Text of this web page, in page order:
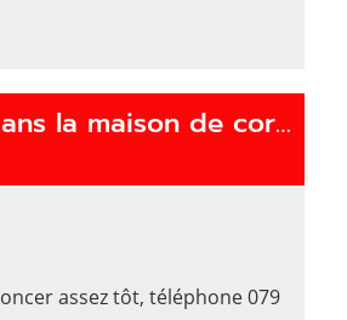
Recontre dans la maison de corporation
assez tôt, téléphone 079